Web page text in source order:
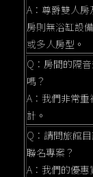
A：尊爵雙人
房則無浴缸設
或多人房型。
Q：房間的隔
嗎？
A：我們非常
計。
Q：請問旅館
聯名專案？
A：我們的優